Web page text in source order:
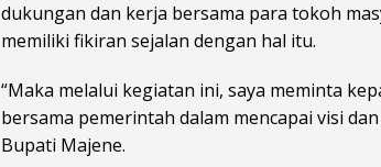
dukungan dan kerja bersama para tokoh
memiliki fikiran sejalan dengan hal itu.
“Maka melalui kegiatan ini, saya meminta
bersama pemerintah dalam mencapai visi
Bupati Majene.